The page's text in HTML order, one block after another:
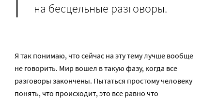
на бесцельные разговоры.
Я так понимаю, что сейчас на эту тему лучше вообще
не говорить. Мир вошел в такую фазу, когда все
разговоры закончены. Пытаться простому человеку
понять, что происходит, это все равно что